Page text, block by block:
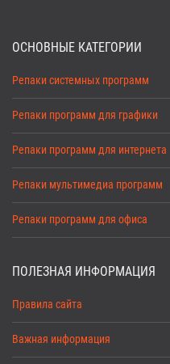
ОСНОВНЫЕ КАТЕГОРИИ
Репаки системных программ
Репаки программ для графики
Репаки программ для интернета
Репаки мультимедиа программ
Репаки программ для офиса
ПОЛЕЗНАЯ ИНФОРМАЦИЯ
Правила сайта
Важная информация